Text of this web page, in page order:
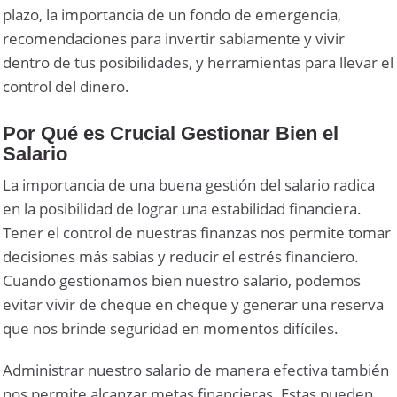
plazo, la importancia de un fondo de emergencia,
recomendaciones para invertir sabiamente y vivir
dentro de tus posibilidades, y herramientas para llevar el
control del dinero.
Por Qué es Crucial Gestionar Bien el
Salario
La importancia de una buena gestión del salario radica
en la posibilidad de lograr una estabilidad financiera.
Tener el control de nuestras finanzas nos permite tomar
decisiones más sabias y reducir el estrés financiero.
Cuando gestionamos bien nuestro salario, podemos
evitar vivir de cheque en cheque y generar una reserva
que nos brinde seguridad en momentos difíciles.
Administrar nuestro salario de manera efectiva también